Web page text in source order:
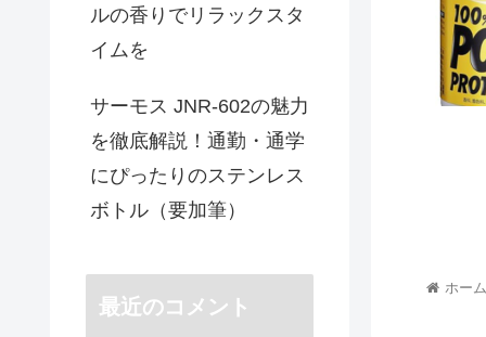
ホーム
ルの香りでリラックスタ
イムを
サーモス JNR-602の魅力
を徹底解説！通勤・通学
にぴったりのステンレス
ボトル（要加筆）
最近のコメント